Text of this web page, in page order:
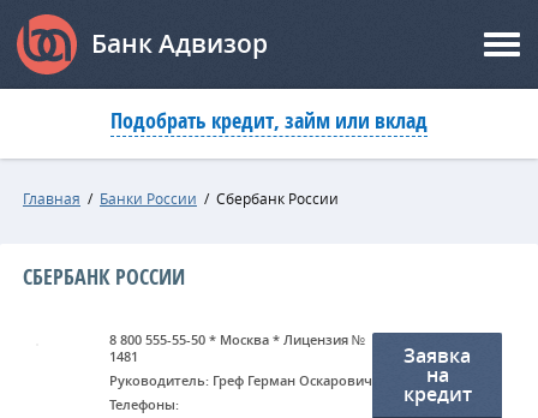
Банк Адвизор
Подобрать кредит, займ или вклад
Главная / Банки России / Сбербанк России
СБЕРБАНК РОССИИ
8 800 555-55-50 * Москва * Лицензия №
1481
Руководитель: Греф Герман Оскарович
Телефоны:
Заявка
на
кредит